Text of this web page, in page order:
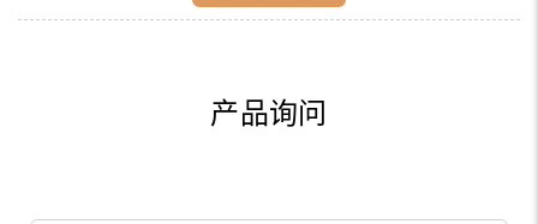
产品询问